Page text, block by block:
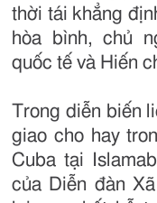
thời tái khẳng
hòa bình, chủ
quốc tế và Hiến
Trong diễn biến
giao cho hay
Cuba tại
của Diễn đàn